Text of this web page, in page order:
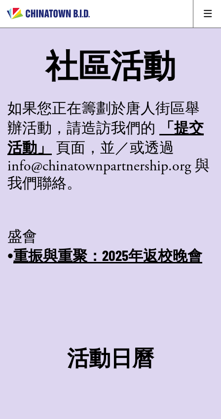
社區活動
如果您正在籌劃於唐人街區舉
辦活動，請造訪我們的
「提交
活動」
頁面，並／或透過
info@chinatownpartnership.org 與
我們聯絡。
盛會
•重振與重聚：2025年返校晚會
活動日曆